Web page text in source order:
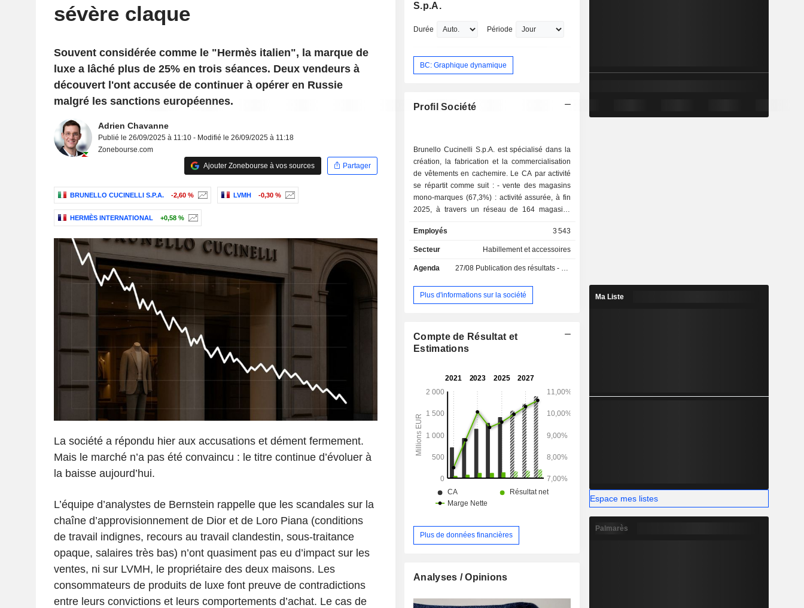
sévère claque
Souvent considérée comme le "Hermès italien", la marque de
luxe a lâché plus de 25% en trois séances. Deux vendeurs à
découvert l'ont accusée de continuer à opérer en Russie
malgré les sanctions européennes.
Adrien Chavanne
Publié le 26/09/2025 à 11:10 - Modifié le 26/09/2025 à 11:18
Zonebourse.com
Ajouter Zonebourse à vos sources
Partager
BRUNELLO CUCINELLI S.P.A. -2,60 % LVMH -0,30 %
HERMÈS INTERNATIONAL +0,58 %
La société a répondu hier aux accusations et dément fermement.
Mais le marché n’a pas été convaincu : le titre continue d’évoluer à
la baisse aujourd’hui.
L’équipe d’analystes de Bernstein rappelle que les scandales sur la
chaîne d’approvisionnement de Dior et de Loro Piana (conditions
de travail indignes, recours au travail clandestin, sous-traitance
opaque, salaires très bas) n’ont quasiment pas eu d’impact sur les
ventes, ni sur LVMH, le propriétaire des deux maisons. Les
consommateurs de produits de luxe font preuve de contradictions
entre leurs convictions et leurs comportements d’achat. Le cas de
S.p.A.
Durée Période
BC: Graphique dynamique
Profil Société
Brunello Cucinelli S.p.A. est spécialisé dans la
création, la fabrication et la commercialisation
de vêtements en cachemire. Le CA par activité
se répartit comme suit : - vente des magasins
mono-marques (67,3%) : activité assurée, à fin
2025, à travers un réseau de 164 magasins
et magasins franchisés (28) ; - vente des
magasins multimarques (32,7%). La répartition
(35,1%), Amérique (37%) et Asie (27,9%).
Employés 3 543
Secteur Habillement et accessoires
Agenda 27/08 Publication des résultats - Q2 2026
Plus d'informations sur la société
Compte de Résultat et
Estimations
Plus de données financières
Analyses / Opinions
Ma Liste
Espace mes listes
Palmarès